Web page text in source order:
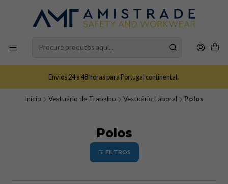
Envios 24 a 48 horas para Portugal continental.
Início Vestuário de Trabalho Vestuário Laboral Polos
Polos
FILTROS